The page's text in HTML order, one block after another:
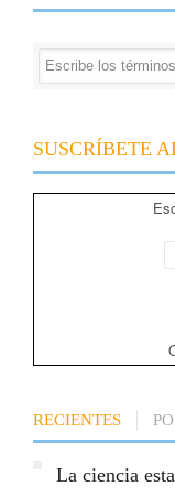
SUSCRÍBETE
RECIENTES
La ciencia